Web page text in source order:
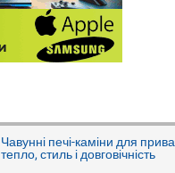
Чавунні печі-каміни для
тепло, стиль і довговічність